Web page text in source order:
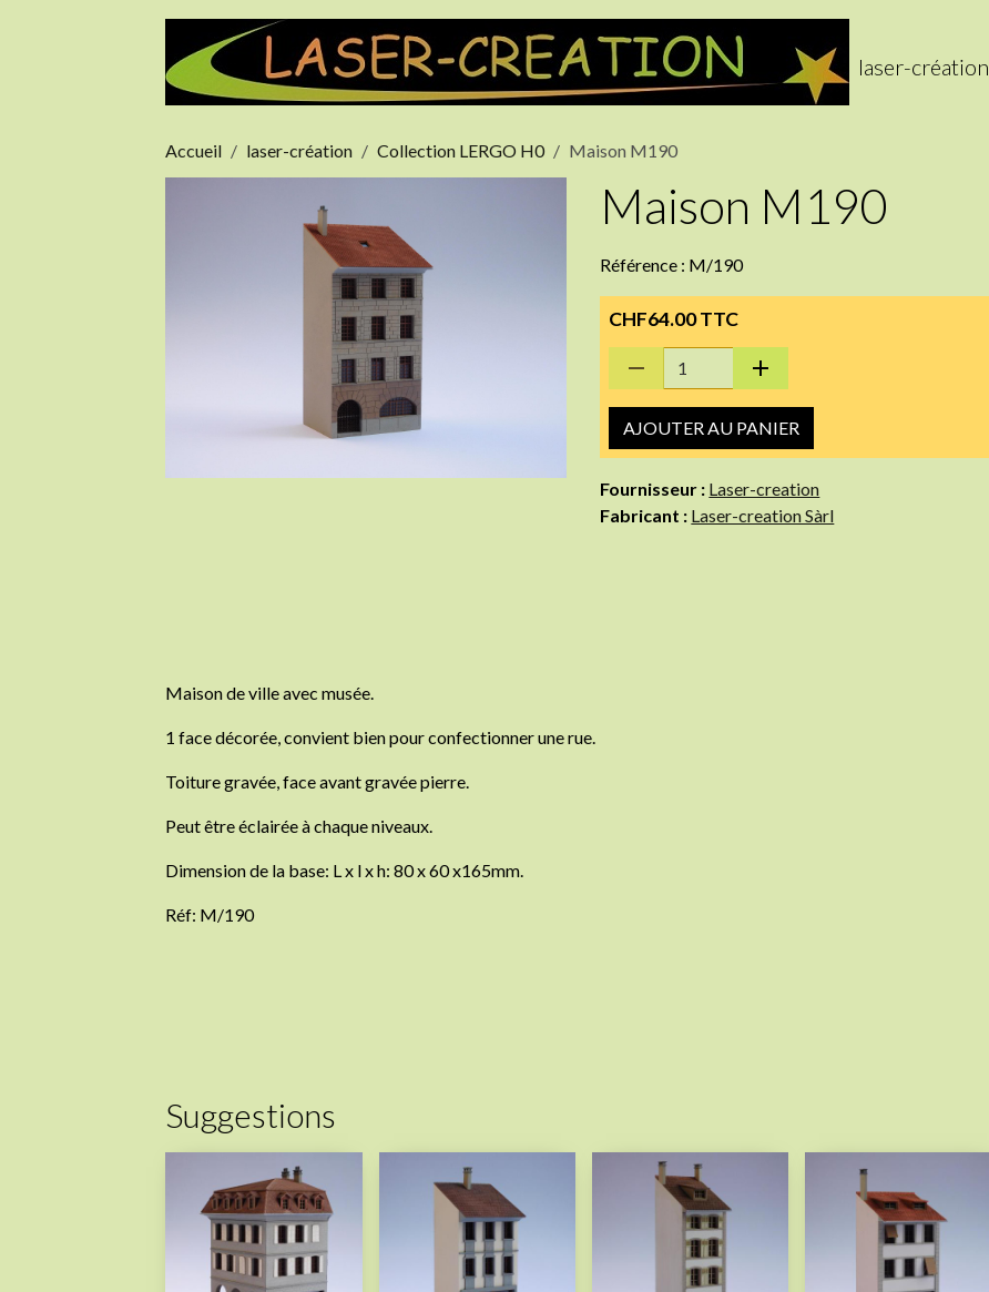
laser-création
Accueil laser-création Collection LERGO H0 Maison M190
Maison M190
Référence : M/190
CHF64.00 TTC
AJOUTER AU PANIER
Fournisseur : Laser-creation
Fabricant : Laser-creation Sàrl
Maison de ville avec musée.
1 face décorée, convient bien pour confectionner une rue.
Toiture gravée, face avant gravée pierre.
Peut être éclairée à chaque niveaux.
Dimension de la base: L x l x h: 80 x 60 x165mm.
Réf: M/190
Suggestions